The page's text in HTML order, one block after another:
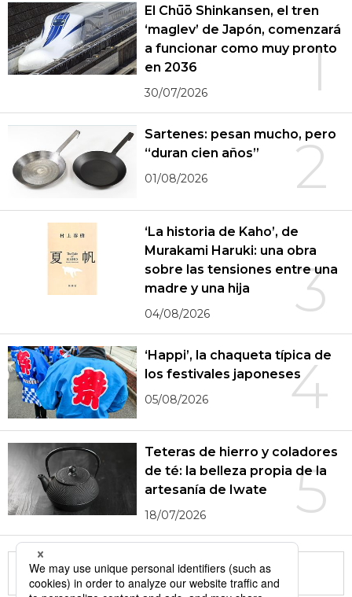
1
El Chūō Shinkansen, el tren
‘maglev’ de Japón, comenzará
a funcionar como muy pronto
en 2036
30/07/2026
2
Sartenes: pesan mucho, pero
“duran cien años”
01/08/2026
3
‘La historia de Kaho’, de
Murakami Haruki: una obra
sobre las tensiones entre una
madre y una hija
04/08/2026
4
‘Happi’, la chaqueta típica de
los festivales japoneses
05/08/2026
5
Teteras de hierro y coladores
de té: la belleza propia de la
artesanía de Iwate
18/07/2026
More in this series